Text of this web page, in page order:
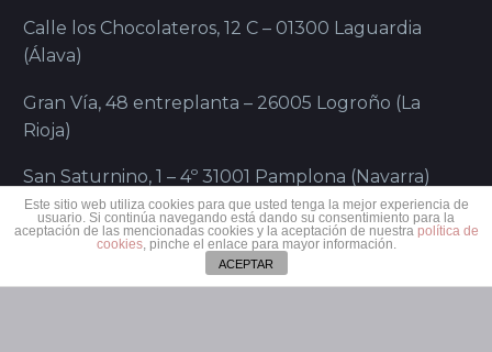
Calle los Chocolateros, 12 C – 01300 Laguardia
(Álava)
Gran Vía, 48 entreplanta – 26005 Logroño (La
Rioja)
San Saturnino, 1 – 4º 31001 Pamplona (Navarra)
Este sitio web utiliza cookies para que usted tenga la mejor experiencia de
usuario. Si continúa navegando está dando su consentimiento para la
aceptación de las mencionadas cookies y la aceptación de nuestra política de
cookies, pinche el enlace para mayor información.
ACEPTAR